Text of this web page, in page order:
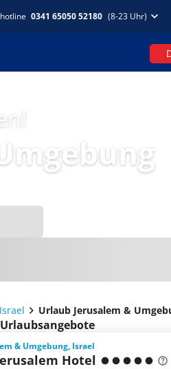
0341 65050 52180 (8-23 Uhr)
Urlaub Jerusalem &
& Umgebung, Israel
Hotel